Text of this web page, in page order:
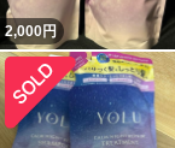
2,000円